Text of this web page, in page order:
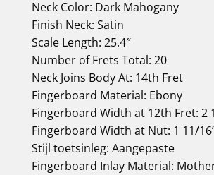
Neck Color: Dark Mahogany
Finish Neck: Satin
Scale Length: 25.4″
Number of Frets Total: 20
Neck Joins Body At: 14th Fret
Fingerboard Material: Ebony
Fingerboard Width at 12th Fret: 2
Fingerboard Width at Nut: 1 11/
Stijl toetsinleg: Aangepaste
Fingerboard Inlay Material: